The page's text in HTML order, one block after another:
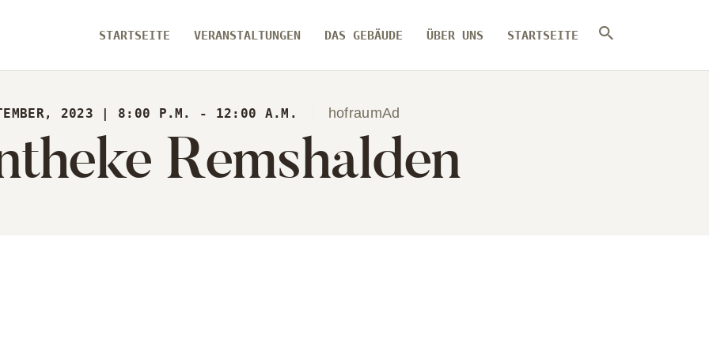
STARTSEITE VERANSTALTUNGEN DAS GEBÄUDE ÜBER UNS STARTSEITE
2023 | 8:00 P.M. - 12:00 A.M. hofraumAd
Remshalden
Die Eventlocation im Herzen des Remstals
GEBÄUDE
UNS